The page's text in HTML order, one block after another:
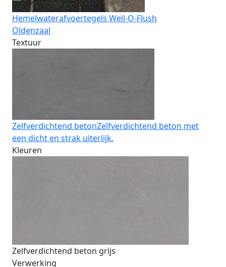
Hemelwaterafvoertegels Well-O-Flush
Oldenzaal
Textuur
Zelfverdichtend betonZelfverdichtend beton met
een dicht en strak uiterlijk.
Kleuren
Zelfverdichtend beton grijs
Verwerking